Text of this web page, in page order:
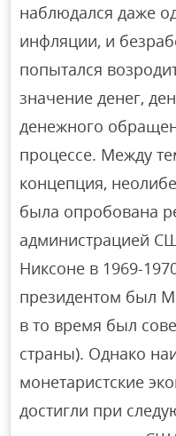
наблюдался даже
инфляции, и
попытался
значение денег,
денежного
процессе. Между
концепция,
была опробована
администрацией
Никсоне в 1969-
президентом был
в то время был
страны). Однако
монетаристские
достигли при